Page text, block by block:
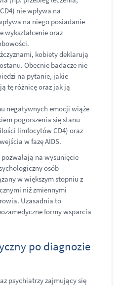
nie wpływa na
na niego posiadanie
wykształcenie oraz
kobiety deklarują
Obecnie badacze nie
na pytanie, jakie
tę różnicę oraz jak ją
negatywnych emocji wiąże
pogorszenia się stanu
limfocytów CD4) oraz
w fazę AIDS.
na wysunięcie
osób
w większym stopniu z
niż zmiennymi
Uzasadnia to
formy wsparcia
po diagnozie
psychiatrzy zajmujący się